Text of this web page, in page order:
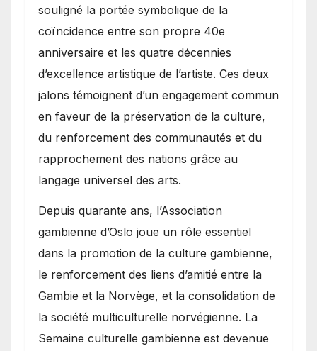
souligné la portée symbolique de la
coïncidence entre son propre 40e
anniversaire et les quatre décennies
d’excellence artistique de l’artiste. Ces deux
jalons témoignent d’un engagement commun
en faveur de la préservation de la culture,
du renforcement des communautés et du
rapprochement des nations grâce au
langage universel des arts.
​Depuis quarante ans, l’Association
gambienne d’Oslo joue un rôle essentiel
dans la promotion de la culture gambienne,
le renforcement des liens d’amitié entre la
Gambie et la Norvège, et la consolidation de
la société multiculturelle norvégienne. La
Semaine culturelle gambienne est devenue